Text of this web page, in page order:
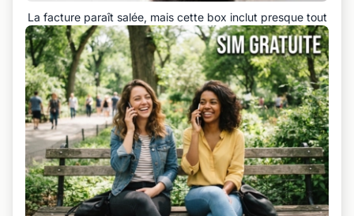
La facture paraît salée, mais cette box inclut presque tout